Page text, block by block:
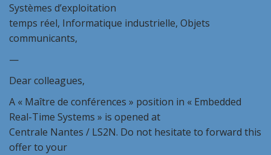
Systèmes d’exploitation
temps réel, Informatique industrielle, Objets
communicants,
—
Dear colleagues,
A « Maître de conférences » position in « Embedded
Real-Time Systems » is opened at
Centrale Nantes / LS2N. Do not hesitate to forward this
offer to your